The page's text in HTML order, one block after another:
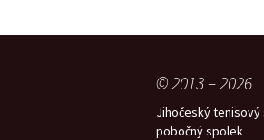
© 2013 – 2026
Jihočeský tenisový
pobočný spolek